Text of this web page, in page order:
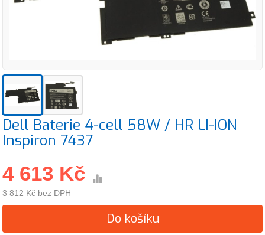
Dell Baterie 4-cell 58W / HR LI-ION
Inspiron 7437
4 613 Kč
3 812 Kč bez DPH
Do košíku